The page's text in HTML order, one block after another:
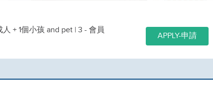
+ 1個小孩 and pet | 3 - 會員
APPLY-申請